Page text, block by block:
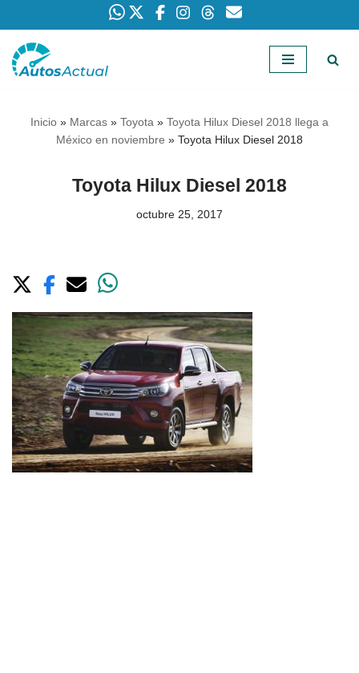
Saltar
Inicio » Marcas » Toyota » Toyota Hilux Diesel 2018 llega a
México en noviembre » Toyota Hilux Diesel 2018
Toyota Hilux Diesel 2018
octubre 25, 2017